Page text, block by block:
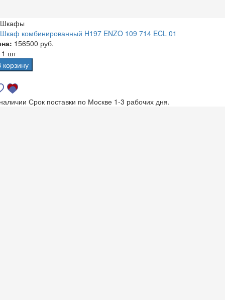
Шкафы
Шкаф комбинированный H197 ENZO 109 714 ECL 01
156500 руб.
1 шт
корзину
Срок поставки по Москве 1-3 рабочих дня.